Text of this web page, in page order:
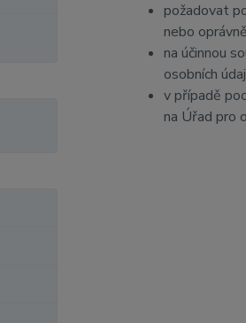
požadovat
nebo
na účinnou
osobních
v případě
na Úřad pro